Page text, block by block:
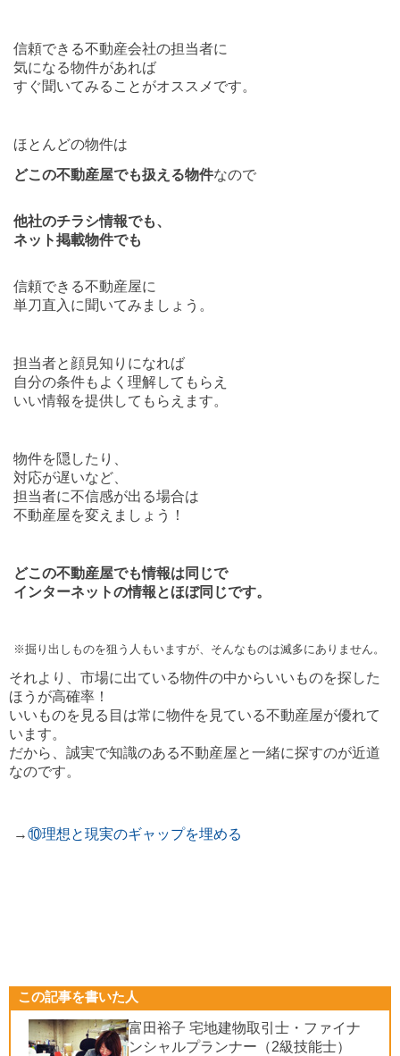
信頼できる不動産会社の担当者に
気になる物件があれば
すぐ聞いてみることがオススメです。
ほとんどの物件は
どこの不動産屋でも扱える物件なので
他社のチラシ情報でも、
ネット掲載物件でも
信頼できる不動産屋に
単刀直入に聞いてみましょう。
担当者と顔見知りになれば
自分の条件もよく理解してもらえ
いい情報を提供してもらえます。
物件を隠したり、
対応が遅いなど、
担当者に不信感が出る場合は
不動産屋を変えましょう！
どこの不動産屋でも情報は同じで
インターネットの情報とほぼ同じです。
※掘り出しものを狙う人もいますが、そんなものは滅多にありません。
それより、市場に出ている物件の中からいいものを探した
ほうが高確率！
いいものを見る目は常に物件を見ている不動産屋が優れて
います。
だから、誠実で知識のある不動産屋と一緒に探すのが近道
なのです。
→⑩理想と現実のギャップを埋める
この記事を書いた人
富田裕子 宅地建物取引士・ファイナ
ンシャルプランナー（2級技能士）